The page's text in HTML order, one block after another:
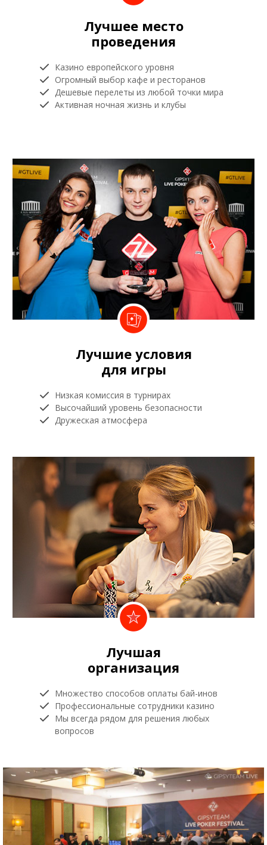
Лучшее место
проведения
Казино европейского уровня
Огромный выбор кафе и ресторанов
Дешевые перелеты из любой точки мира
Активная ночная жизнь и клубы
Лучшие условия
для игры
Низкая комиссия в турнирах
Высочайший уровень безопасности
Дружеская атмосфера
Лучшая
организация
Множество способов оплаты бай-инов
Профессиональные сотрудники казино
Мы всегда рядом для решения любых
вопросов